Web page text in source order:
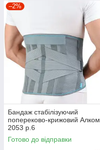
–2%
Бандаж стабілізуючий
попереково-крижовий Алком
2053 р.6
Готово до відправки